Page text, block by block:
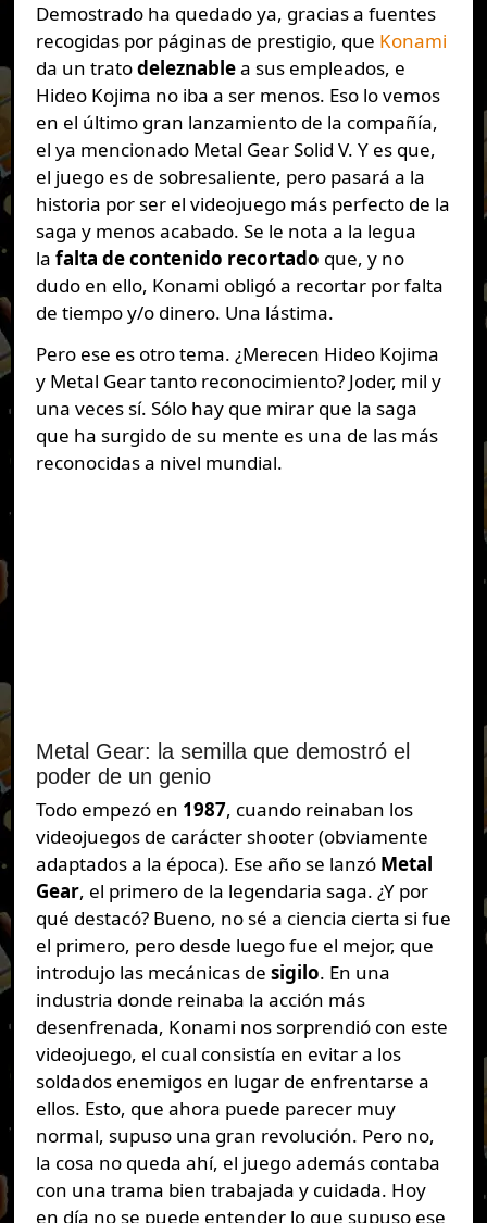
Demostrado ha quedado ya, gracias a fuentes
recogidas por páginas de prestigio, que Konami
da un tratodeleznablea sus empleados, e
Hideo Kojima no iba a ser menos. Eso lo vemos
en el último gran lanzamiento de la compañía,
el ya mencionado Metal Gear Solid V. Y es que,
el juego es de sobresaliente, pero pasará a la
historia por ser el videojuego más perfecto de la
saga y menos acabado. Se le nota a la legua
la falta de contenido recortado que, y no
dudo en ello, Konami obligó a recortar por falta
de tiempo y/o dinero. Una lástima.
Pero ese es otro tema. ¿Merecen Hideo Kojima
y Metal Gear tanto reconocimiento? Joder, mil y
una veces sí. Sólo hay que mirar que la saga
que ha surgido de su mente es una de las más
reconocidas a nivel mundial.
Metal Gear: la semilla que demostró el
poder de un genio
Todo empezó en 1987, cuando reinaban los
videojuegos de carácter shooter (obviamente
adaptados a la época). Ese año se lanzó Metal
Gear, el primero de la legendaria saga. ¿Y por
qué destacó? Bueno, no sé a ciencia cierta si fue
el primero, pero desde luego fue el mejor, que
introdujo las mecánicas de sigilo. En una
industria donde reinaba la acción más
desenfrenada, Konami nos sorprendió con este
videojuego, el cual consistía en evitar a los
soldados enemigos en lugar de enfrentarse a
ellos. Esto, que ahora puede parecer muy
normal, supuso una gran revolución. Pero no,
la cosa no queda ahí, el juego además contaba
con una trama bien trabajada y cuidada. Hoy
en día no se puede entender lo que supuso ese